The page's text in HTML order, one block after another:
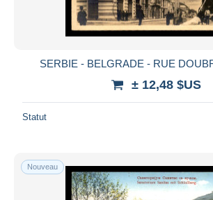
SERBIE - BELGRADE - RUE
± 12,48 $US
Statut
Nouveau